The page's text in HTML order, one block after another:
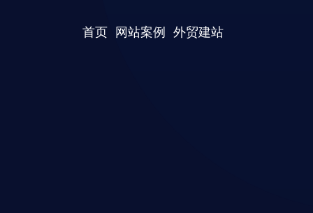
首页 网站案例 外贸建站